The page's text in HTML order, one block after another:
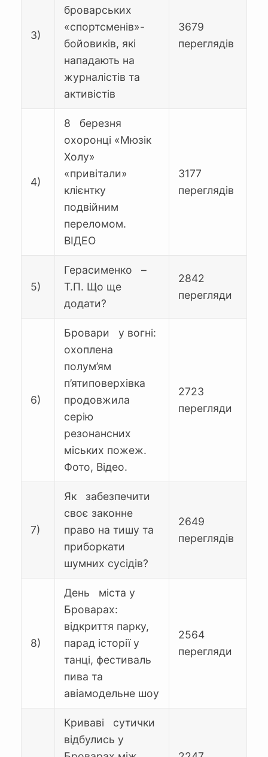
3)
броварських
«спортсменів»-
бойовиків, які
нападають на
журналістів та
активістів
3679
переглядів
4)
8 березня
охоронці «Мюзік
Холу»
«привітали»
клієнтку
подвійним
переломом.
ВІДЕО
3177
переглядів
5)
Герасименко –
Т.П. Що ще
додати?
2842
перегляди
6)
Бровари у вогні:
охоплена
полум’ям
п’ятиповерхівка
продовжила
серію
резонансних
міських пожеж.
Фото, Відео.
2723
перегляди
7)
Як забезпечити
своє законне
право на тишу та
приборкати
шумних сусідів?
2649
переглядів
8)
День міста у
Броварах:
відкриття парку,
парад історії у
танці, фестиваль
пива та
авіамодельне шоу
2564
перегляди
Криваві сутички
відбулись у